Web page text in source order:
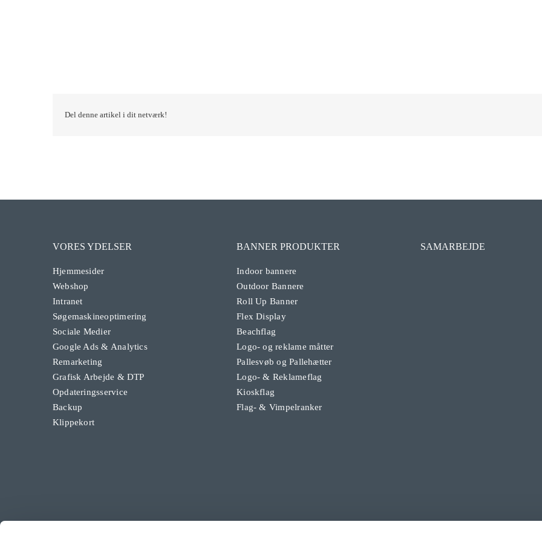
Del denne artikel i dit netværk!
VORES YDELSER
Hjemmesider
Webshop
Intranet
Søgemaskineoptimering
Sociale Medier
Google Ads & Analytics
Remarketing
Grafisk Arbejde & DTP
Opdateringsservice
Backup
Klippekort
BANNER PRODUKTER
Indoor bannere
Outdoor Bannere
Roll Up Banner
Flex Display
Beachflag
Logo- og reklame måtter
Pallesvøb og Pallehætter
Logo- & Reklameflag
Kioskflag
Flag- & Vimpelranker
SAMARBEJDE